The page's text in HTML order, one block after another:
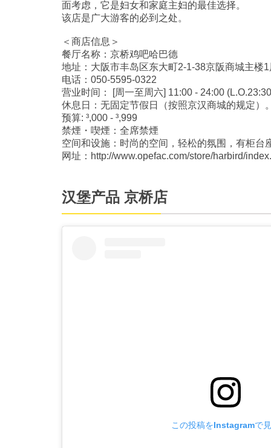
面考虑，它是妇女和家庭主妇的最佳选择。
该店是广大游客的必到之处。
＜商店信息＞
餐厅名称：京桥鸡吧哈巴德
地址：大阪市丰岛区东大町2-1-38京阪商城主楼1
电话：050-5595-0322
营业时间： [周一至周六] 11:00 - 24:00
休息日：无固定节假日（按照京汉商城的规定）
预算: ³,000 - ³,999
禁煙・喫煙：全席禁煙
空间和设施：时尚的空间，轻松的氛围，有柜台
网址：http://www.opefac.com/store/harbird/
汉堡产品 京桥店
この投稿をInstagramで